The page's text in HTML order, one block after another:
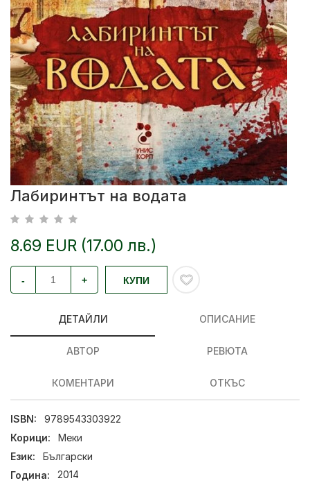
Лабиринтът на водата
8.69 EUR (17.00 лв.)
- + КУПИ
ДЕТАЙЛИ ОПИСАНИЕ
АВТОР РЕВЮТА
КОМЕНТАРИ ОТКЪС
ISBN:
9789543303922
Корици:
Меки
Език:
Български
Година:
2014